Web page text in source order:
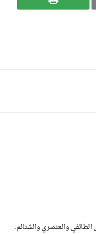
الطائفي والعنصري والشتائم.